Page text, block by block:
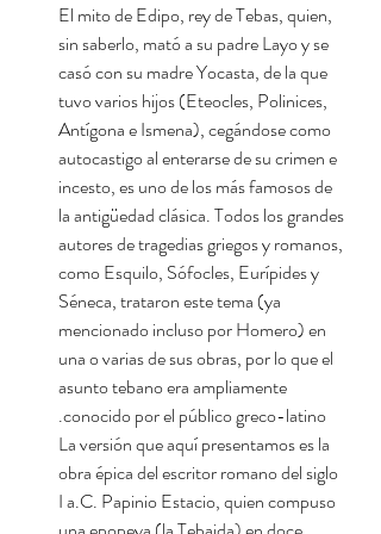
El mito de Edipo, rey de Tebas, quien,
sin saberlo, mató a su padre Layo y se
casó con su madre Yocasta, de la que
tuvo varios hijos (Eteocles, Polinices,
Antígona e Ismena), cegándose como
autocastigo al enterarse de su crimen e
incesto, es uno de los más famosos de
la antigüedad clásica. Todos los grandes
autores de tragedias griegos y romanos,
como Esquilo, Sófocles, Eurípides y
Séneca, trataron este tema (ya
mencionado incluso por Homero) en
una o varias de sus obras, por lo que el
asunto tebano era ampliamente
conocido por el público greco-latino.
La versión que aquí presentamos es la
obra épica del escritor romano del siglo
I a.C. Papinio Estacio, quien compuso